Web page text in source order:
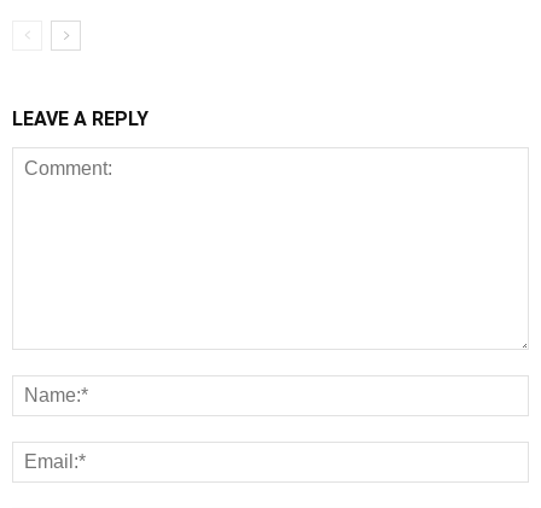
LEAVE A REPLY